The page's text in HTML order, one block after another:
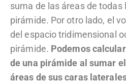
suma de las áreas de todas
pirámide. Por otro lado, el
del espacio tridimensional
pirámide. Podemos
de una pirámide al sumar
áreas de sus caras